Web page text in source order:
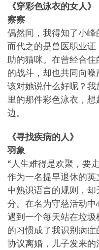
《穿彩色泳衣的女人》
察察
偶然间，我得知了小
而代之的是兽医职业
助的猫咪。在曾经合
的战斗，却也共同向
该对她说什么好呢？
里的那件彩色泳衣，
边。
《寻找疾病的人》
羽象
“人生难得是欢聚，要
作为一名提早退休的
中熟识语言的规则，
分。在名为守慈活动
遇到一个每天站在垃
的习惯成了我识别病
协议离婚，儿子发来